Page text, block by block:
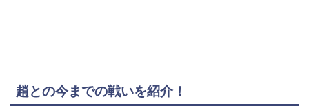
趙との今までの戦いを紹介！